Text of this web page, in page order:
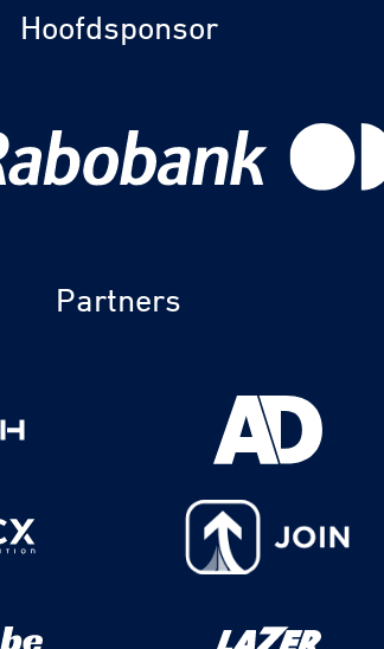
Hoofdsponsor
Partners